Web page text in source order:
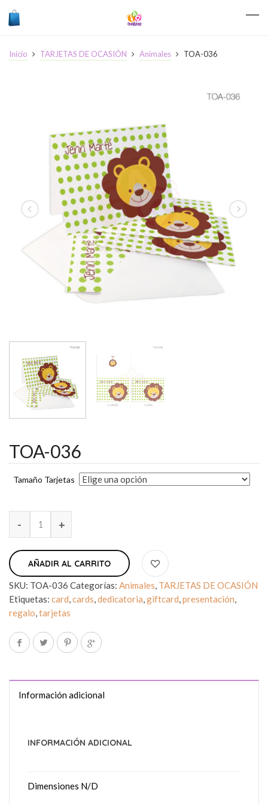
Inicio TARJETAS DE OCASIÓN Animales TOA-036
TOA-036
Tamaño Tarjetas
AÑADIR AL CARRITO
SKU: TOA-036 Categorías: Animales, TARJETAS DE OCASIÓN
Etiquetas: card,cards,dedicatoria,giftcard,presentación,
regalo,tarjetas
Información adicional
INFORMACIÓN ADICIONAL
Dimensiones N/D